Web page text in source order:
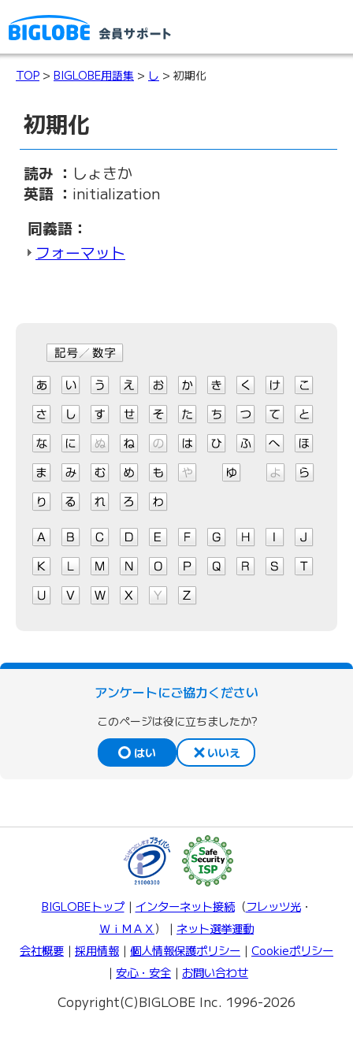
TOP > BIGLOBE用語集 > し > 初期化
初期化
読み ： しょきか
英語 ： initialization
同義語：
フォーマット
アンケートにご協力ください
このページは役に立ちましたか?
はい
いいえ
BIGLOBEトップ｜ インターネット接続（フレッツ光・
ＷｉＭＡＸ）｜ ネット選挙運動
会社概要 ｜ 採用情報 ｜ 個人情報保護ポリシー ｜ Cookieポリシー
｜ 安心・安全 ｜ お問い合わせ
Copyright(C)BIGLOBE Inc. 1996-2026